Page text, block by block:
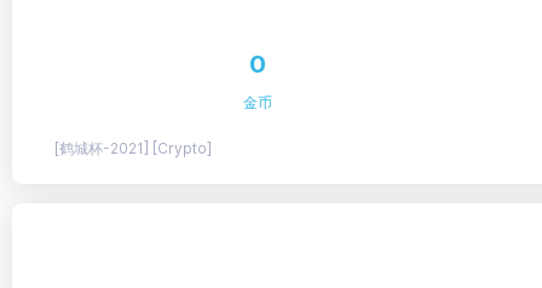
0
金币
[鹤城杯-2021] [Crypto]